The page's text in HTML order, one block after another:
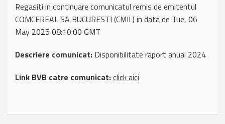
Regasiti in continuare comunicatul remis de emitentul
COMCEREAL SA BUCURESTI (CMIL) in data de Tue, 06
May 2025 08:10:00 GMT
Descriere comunicat: Disponibilitate raport anual 2024
Link BVB catre comunicat:click aici